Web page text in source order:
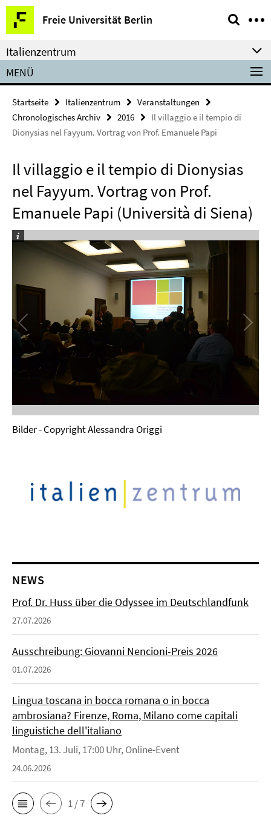
Springe
direkt
zu
Inhalt
Freie Universität Berlin
Service-
Navigation
Italienzentrum
MENÜ
Startseite Italienzentrum
Veranstaltungen
Chronologisches Archiv
2016
Il villaggio e il tempio di
Dionysias nel Fayyum. Vortrag von Prof. Emanuele Papi
Il villaggio e il tempio di Dionysias
nel Fayyum. Vortrag von Prof.
Emanuele Papi (Università di Siena)
Bilder - Copyright Alessandra Origgi
NEWS
Prof. Dr. Huss über die Odyssee im Deutschlandfunk
27.07.2026
Ausschreibung: Giovanni Nencioni-Preis 2026
01.07.2026
Lingua toscana in bocca romana o in bocca
ambrosiana? Firenze, Roma, Milano come capitali
linguistiche dell'italiano
Montag, 13. Juli, 17:00 Uhr, Online-Event
24.06.2026
1 / 7